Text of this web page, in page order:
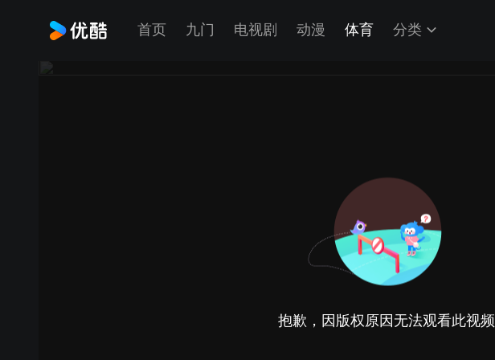
首页 九门 电视剧 动漫 体育 分类
抱歉，因版权原因无法观看此视频